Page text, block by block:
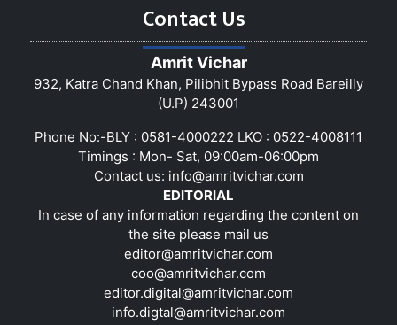
Contact Us
Amrit Vichar
932, Katra Chand Khan, Pilibhit Bypass Road Bareilly
(U.P) 243001
Phone No:-BLY : 0581-4000222 LKO : 0522-4008111
Timings : Mon- Sat, 09:00am-06:00pm
Contact us: info@amritvichar.com
EDITORIAL
In case of any information regarding the content on
the site please mail us
editor@amritvichar.com
coo@amritvichar.com
editor.digital@amritvichar.com
info.digtal@amritvichar.com